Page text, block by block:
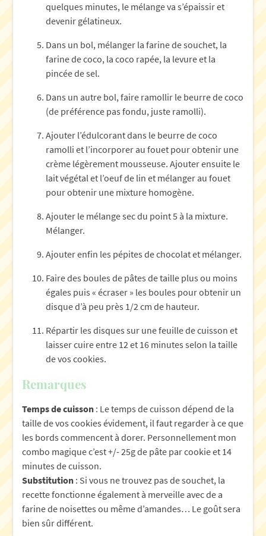
quelques minutes, le mélange va s’épaissir et
devenir gélatineux.
Dans un bol, mélanger la farine de souchet, la
farine de coco, la coco rapée, la levure et la
pincée de sel.
Dans un autre bol, faire ramollir le beurre de coco
(de préférence pas fondu, juste ramolli).
Ajouter l’édulcorant dans le beurre de coco
ramolli et l’incorporer au fouet pour obtenir une
crème légèrement mousseuse. Ajouter ensuite le
lait végétal et l’oeuf de lin et mélanger au fouet
pour obtenir une mixture homogène.
Ajouter le mélange sec du point 5 à la mixture.
Mélanger.
Ajouter enfin les pépites de chocolat et mélanger.
Faire des boules de pâtes de taille plus ou moins
égales puis « écraser » les boules pour obtenir un
disque d’à peu près 1/2 cm de hauteur.
Répartir les disques sur une feuille de cuisson et
laisser cuire entre 12 et 16 minutes selon la taille
de vos cookies.
Remarques
Temps de cuisson : Le temps de cuisson dépend de la
taille de vos cookies évidement, il faut regarder à ce que
les bords commencent à dorer. Personnellement mon
combo magique c’est +/- 25g de pâte par cookie et 14
minutes de cuisson.
Substitution : Si vous ne trouvez pas de souchet, la
recette fonctionne également à merveille avec de a
farine de noisettes ou même d’amandes… Le goût sera
bien sûr différent.